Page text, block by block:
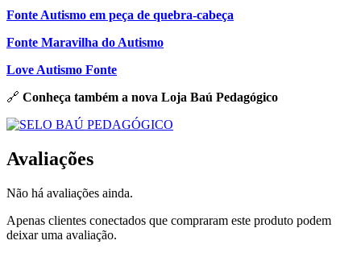
Fonte Autismo em peça de quebra-cabeça
Fonte Maravilha do Autismo
Love Autismo Fonte
🔗 Conheça também a nova Loja Baú Pedagógico
Avaliações
Não há avaliações ainda.
Apenas clientes conectados que compraram este produto podem
deixar uma avaliação.